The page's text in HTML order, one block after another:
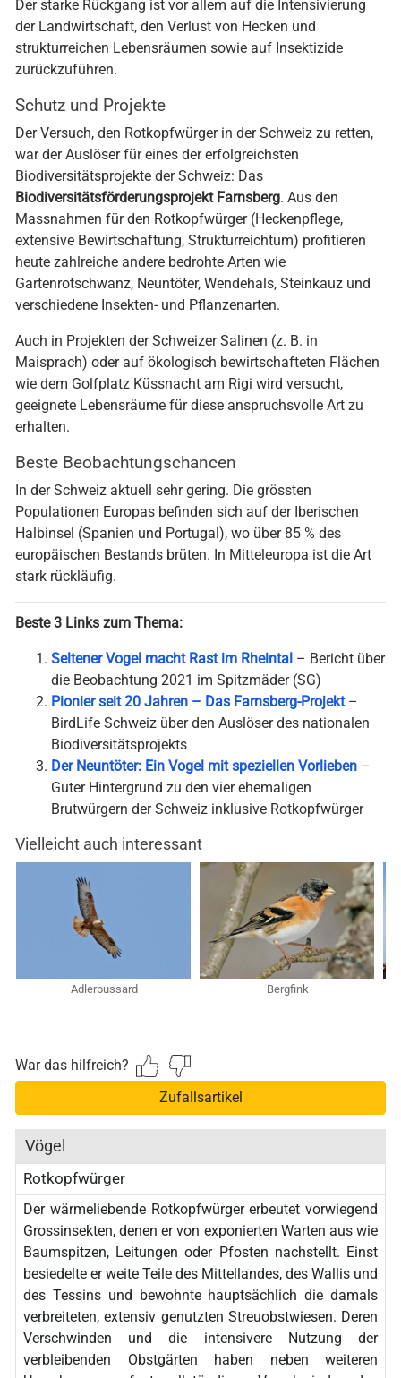
Der starke Rückgang ist vor allem auf die Intensivierung
der Landwirtschaft, den Verlust von Hecken und
strukturreichen Lebensräumen sowie auf Insektizide
zurückzuführen.
Schutz und Projekte
Der Versuch, den Rotkopfwürger in der Schweiz zu retten,
war der Auslöser für eines der erfolgreichsten
Biodiversitätsprojekte der Schweiz: Das
Biodiversitätsförderungsprojekt Farnsberg. Aus den
Massnahmen für den Rotkopfwürger (Heckenpflege,
extensive Bewirtschaftung, Strukturreichtum) profitieren
heute zahlreiche andere bedrohte Arten wie
Gartenrotschwanz, Neuntöter, Wendehals, Steinkauz und
verschiedene Insekten- und Pflanzenarten.
Auch in Projekten der Schweizer Salinen (z. B. in
Maisprach) oder auf ökologisch bewirtschafteten Flächen
wie dem Golfplatz Küssnacht am Rigi wird versucht,
geeignete Lebensräume für diese anspruchsvolle Art zu
erhalten.
Beste Beobachtungschancen
In der Schweiz aktuell sehr gering. Die grössten
Populationen Europas befinden sich auf der Iberischen
Halbinsel (Spanien und Portugal), wo über 85 % des
europäischen Bestands brüten. In Mitteleuropa ist die Art
stark rückläufig.
Beste 3 Links zum Thema:
Seltener Vogel macht Rast im Rheintal – Bericht über
die Beobachtung 2021 im Spitzmäder (SG)
Pionier seit 20 Jahren – Das Farnsberg-Projekt–
BirdLife Schweiz über den Auslöser des nationalen
Biodiversitätsprojekts
Der Neuntöter: Ein Vogel mit speziellen Vorlieben –
Guter Hintergrund zu den vier ehemaligen
Brutwürgern der Schweiz inklusive Rotkopfwürger
Vielleicht auch interessant
Adlerbussard Bergfink
War das hilfreich?
Zufallsartikel
Vögel
Rotkopfwürger
Der wärmeliebende Rotkopfwürger erbeutet vorwiegend
Grossinsekten, denen er von exponierten Warten aus wie
Baumspitzen, Leitungen oder Pfosten nachstellt. Einst
besiedelte er weite Teile des Mittellandes, des Wallis und
des Tessins und bewohnte hauptsächlich die damals
verbreiteten, extensiv genutzten Streuobstwiesen. Deren
Verschwinden und die intensivere Nutzung der
verbleibenden Obstgärten haben neben weiteren